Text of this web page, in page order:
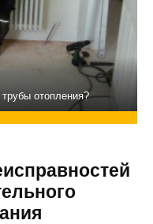
отопления?